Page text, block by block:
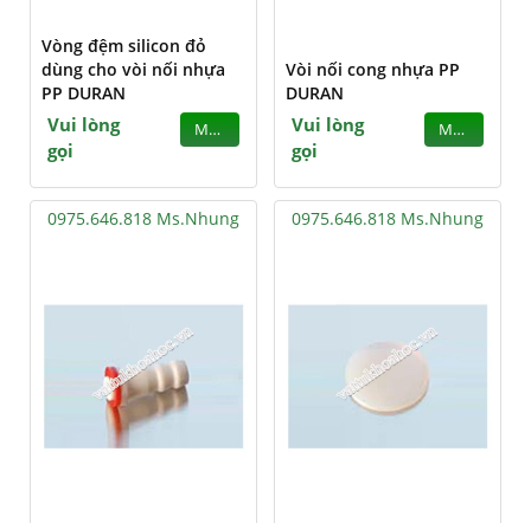
Vòng đệm silicon đỏ
dùng cho vòi nối nhựa
PP DURAN
Vui lòng
gọi
MUA
Vòi nối cong nhựa PP
DURAN
Vui lòng
gọi
MUA
0975.646.818 Ms.Nhung 0975.646.818 Ms.Nhung